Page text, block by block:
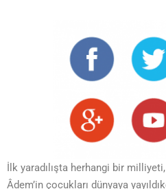
İlk yaradılışta herhangi bir
Âdem’in çocukları dünyaya